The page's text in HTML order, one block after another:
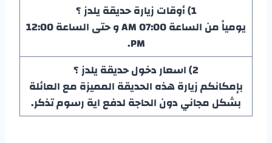
1) أوقات زيارة حديقة يلدز
؟
يومياً من الساعة 07:00 AM و حتى الساعة 12:00
PM.
2) اسعار دخول
حديقة يلدز؟
بإمكانكم زيارة هذه الحديقة المميزة مع العائلة
بشكل مجاني دون الحاجة لدفع اية رسوم تذكر.